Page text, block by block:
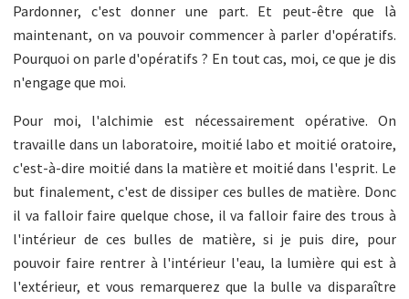
Pardonner, c'est donner une part. Et peut-être que là
maintenant, on va pouvoir commencer à parler d'opératifs.
Pourquoi on parle d'opératifs ? En tout cas, moi, ce que je dis
n'engage que moi.
Pour moi, l'alchimie est nécessairement opérative. On
travaille dans un laboratoire, moitié labo et moitié oratoire,
c'est-à-dire moitié dans la matière et moitié dans l'esprit. Le
but finalement, c'est de dissiper ces bulles de matière. Donc
il va falloir faire quelque chose, il va falloir faire des trous à
l'intérieur de ces bulles de matière, si je puis dire, pour
pouvoir faire rentrer à l'intérieur l'eau, la lumière qui est à
l'extérieur, et vous remarquerez que la bulle va disparaître